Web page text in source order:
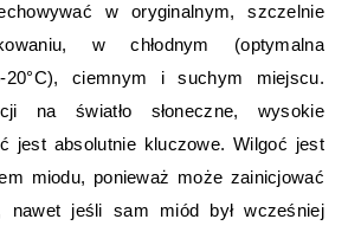
w oryginalnym, szczelnie
w chłodnym (optymalna
20°C), ciemnym i suchym miejscu.
na światło słoneczne, wysokie
jest absolutnie kluczowe. Wilgoć jest
miodu, ponieważ może zainicjować
nawet jeśli sam miód był wcześniej